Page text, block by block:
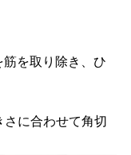
を取り除き、ひ
さに合わせて角切